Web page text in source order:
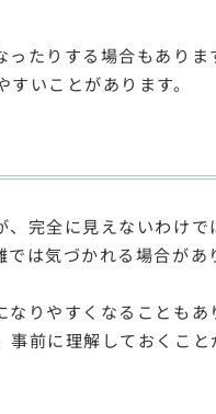
たりする場合もありま
いことがあります。
完全に見えないわけ
は気づかれる場合があ
りやすくなることもあ
前に理解しておくこと